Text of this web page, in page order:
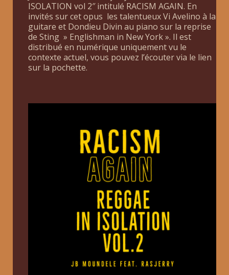
ISOLATION vol 2″ intitulé RACISM AGAIN. En
invités sur cet opus les talentueux Vi Avelino à la
guitare et Dondieu Divin au piano sur la reprise
de Sting » Englishman in New York ». Il est
distribué en numérique uniquement vu le
contexte actuel, vous pouvez l’écouter via le lien
sur la pochette.